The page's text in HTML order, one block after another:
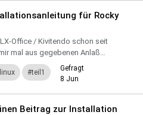
für Rocky
Office / Kivitendo schon seit
mal aus gegebenen Anlaß
für Rocky Linux 10.2
Gefragt
8 Jun
teil1
Beitrag zur Installation